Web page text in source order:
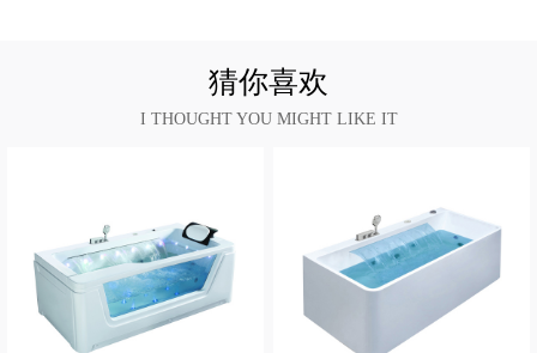
猜你喜欢
I THOUGHT YOU MIGHT LIKE IT